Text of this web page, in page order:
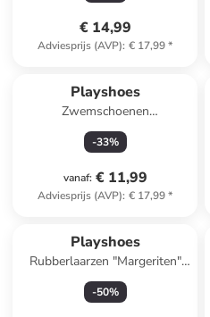
€ 14,99
Adviesprijs (AVP): € 17,99*
Playshoes
Zwemschoenen
lichtroze/lichtblauw
-33%
vanaf: € 11,99
Adviesprijs (AVP): € 17,99*
Playshoes
Rubberlaarzen "Margeriten"
lichtroze
-50%